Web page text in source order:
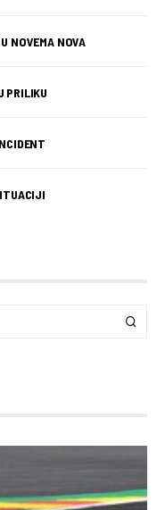
NOVEMA NOVA
PRILIKU